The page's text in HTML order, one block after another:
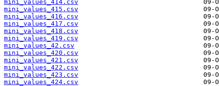
mini_values_414.csv
mini_values_415.csv
mini_values_416.csv
mini_values_417.csv
mini_values_418.csv
mini_values_419.csv
mini_values_42.csv
mini_values_420.csv
mini_values_421.csv
mini_values_422.csv
mini_values_423.csv
mini_values_424.csv